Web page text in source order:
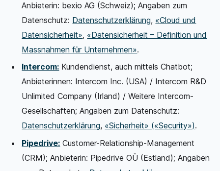
Anbieterin: bexio AG (Schweiz); Angaben zum
Datenschutz: Datenschutzerklärung, «Cloud und
Datensicherheit», «Datensicherheit – Definition und
Massnahmen für Unternehmen».
Intercom: Kundendienst, auch mittels Chatbot;
Anbieterinnen: Intercom Inc. (USA) / Intercom R&D
Unlimited Company (Irland) / Weitere Intercom-
Gesellschaften; Angaben zum Datenschutz:
Datenschutzerklärung, «Sicherheit» («Security»).
Pipedrive: Customer-Relationship-Management
(CRM); Anbieterin: Pipedrive OÜ (Estland); Angaben